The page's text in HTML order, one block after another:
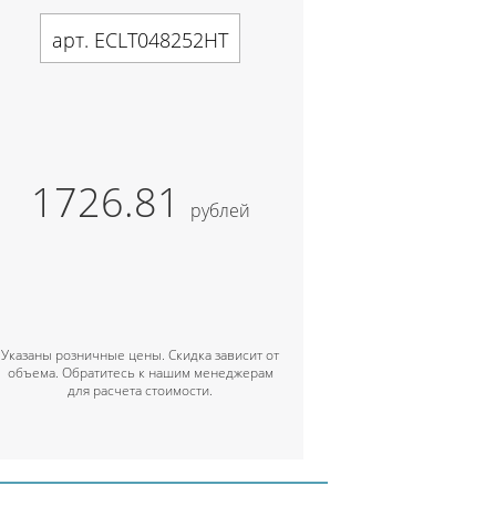
арт. ECLT048252HT
1726.81 рублей
Указаны розничные цены. Скидка зависит от
объема. Обратитесь к нашим менеджерам
для расчета стоимости.